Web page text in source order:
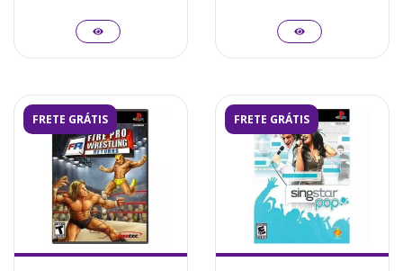
FRETE GRÁTIS FRETE GRÁTIS